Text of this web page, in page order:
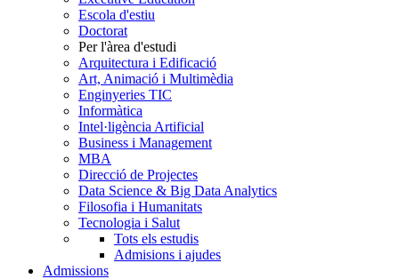
Escola d'estiu
Doctorat
Per l'àrea d'estudi
Arquitectura i Edificació
Art, Animació i Multimèdia
Enginyeries TIC
Informàtica
Intel·ligència Artificial
Business i Management
MBA
Direcció de Projectes
Data Science & Big Data Analytics
Filosofia i Humanitats
Tecnologia i Salut
Tots els estudis
Admisions i ajudes
Admissions